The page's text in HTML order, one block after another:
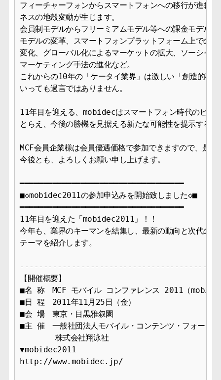
フィーチャーフォンからスマートフォンへの移行が進む
ネスの地殻変動が生じます。
会員制モデルからフリーミアムモデル等への課金モデル
モデルの変革、スマートフォンプラットフォーム上での
変化、グローバル化によるマーケットの拡大、ソーシャ
マーケティング手法の進化など。
これからの10年の「ケータイ業界」は激しい「創造的破
いっても過言ではありません。
11年目を迎える、mobidecはスマートフォン時代のビジ
とらえ、今後の勝機を見据える新たな可能性を提示する
MCF会員企業様は会員優遇価格で参加できますので、是非
今後とも、よろしくお願い申し上げます。
━━━━━━━━━━━━━━━━━━━━━━━━━━━━━━━━━━━
■◇mobidec2011の参加申込みを開始致しました◇■
━━━━━━━━━━━━━━━━━━━━━━━━━━━━━━━━━━━
11年目を迎えた「mobidec2011」！！
今年も、業界のキーマンを結集し、最新の動向と次代の
テーマを紹介します。
【開催概要】
■名 称　MCF モバイル コンファレンス 2011（
■日 程　2011年11月25日（金）
■会 場　東京・目黒雅叙園
■主 催　一般社団法人モバイル・コンテンツ・フォーラ
株式会社翔泳社
▼mobidec2011
http://www.mobidec.jp/